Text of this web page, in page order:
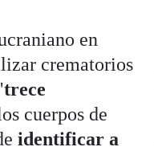
en
crematorios
trece
cuerpos de
identificar a